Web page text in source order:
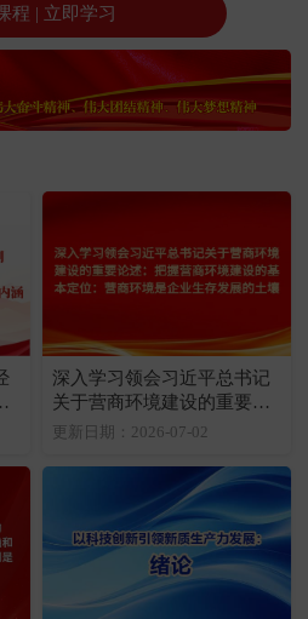
程 | 立即学习
深入学习领会习近平总书记
关于营商环境建设的重要论
述：把握营商环境建设的基
更新日期：2026-07-02